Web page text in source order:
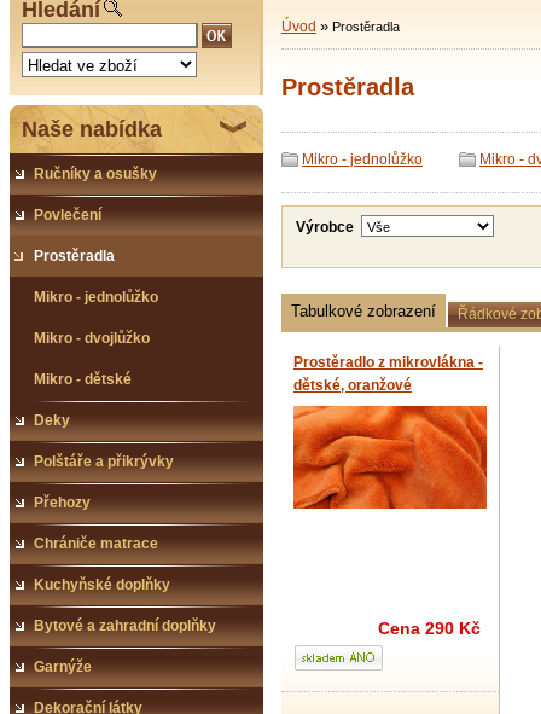
Hledání
Naše nabídka
Ručníky a osušky
Povlečení
Prostěradla
Mikro - jednolůžko
Mikro - dvojlůžko
Mikro - dětské
Deky
Polštáře a přikrývky
Přehozy
Chrániče matrace
Kuchyňské doplňky
Bytové a zahradní doplňky
Garnýže
Dekorační látky
Úvod » Prostěradla
Prostěradla
Mikro - jednolůžko Mikro -
Výrobce
Tabulkové zobrazení Řádkové
Prostěradlo z mikrovlákna -
dětské, oranžové
Cena 290 Kč